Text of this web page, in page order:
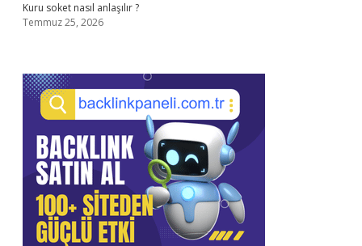
Kuru soket nasıl anlaşılır ?
Temmuz 25, 2026